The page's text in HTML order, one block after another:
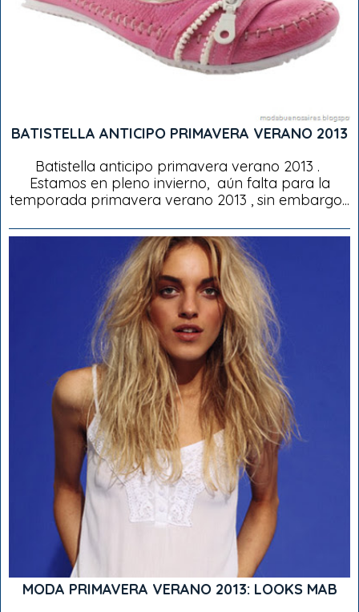
BATISTELLA ANTICIPO PRIMAVERA VERANO 2013
Batistella anticipo primavera verano 2013 .
Estamos en pleno invierno, aún falta para la
temporada primavera verano 2013 , sin embargo...
MODA PRIMAVERA VERANO 2013: LOOKS MAB